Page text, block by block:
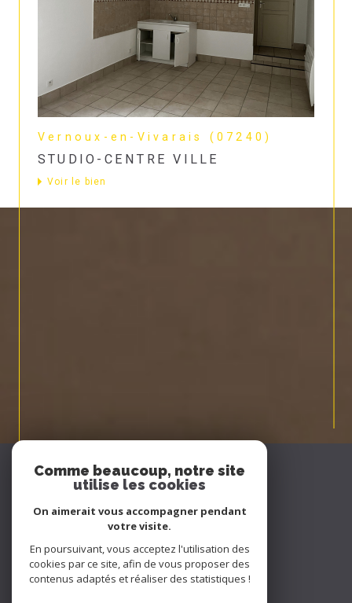
Vernoux-en-Vivarais (07240)
STUDIO-CENTRE VILLE
Voir le bien
PROPRIÉTAIRE
ADHÉRONS
Comme beaucoup, notre site
utilise les cookies
On aimerait vous accompagner pendant
votre visite.
En poursuivant, vous acceptez l'utilisation des
cookies par ce site, afin de vous proposer des
contenus adaptés et réaliser des statistiques !